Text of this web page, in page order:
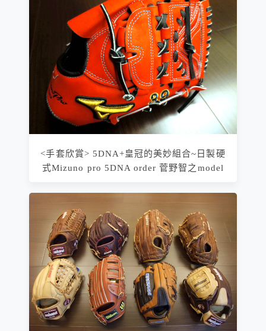
<手套欣賞> 5DNA+皇冠的美妙組合~日製硬
式Mizuno pro 5DNA order 菅野智之model